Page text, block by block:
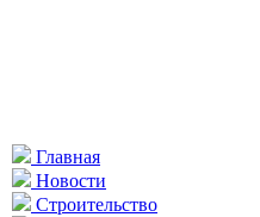
Главная
Новости
Строительство